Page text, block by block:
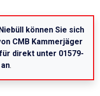
können Sie sich
CMB Kammerjäger
direkt unter 01579-
.